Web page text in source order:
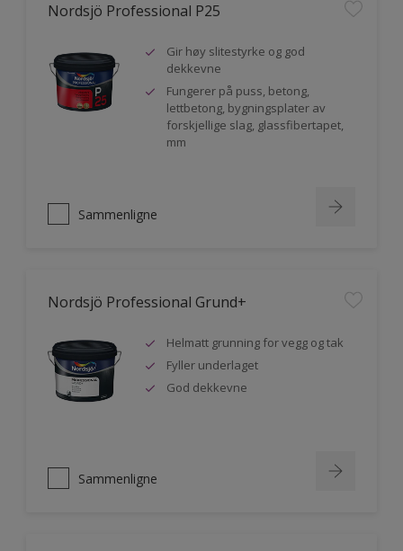
Nordsjö Professional P25
Gir høy slitestyrke og god
dekkevne
Fungerer på puss, betong,
lettbetong, bygningsplater av
forskjellige slag, glassfibertapet,
mm
Sammenligne
Nordsjö Professional Grund+
Helmatt grunning for vegg og tak
Fyller underlaget
God dekkevne
Sammenligne